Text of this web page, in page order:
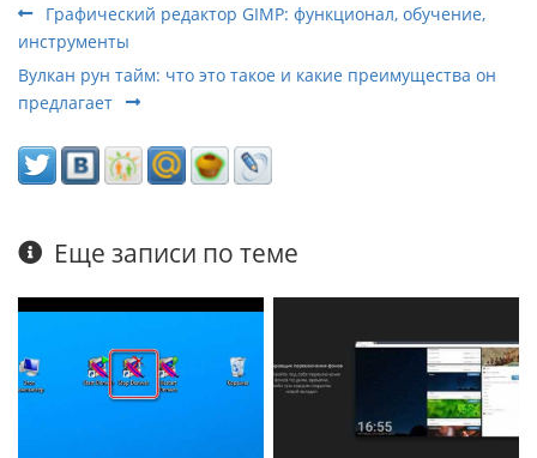
Графический редактор GIMP: функционал, обучение,
инструменты
Вулкан рун тайм: что это такое и какие преимущества он
предлагает
Еще записи по теме